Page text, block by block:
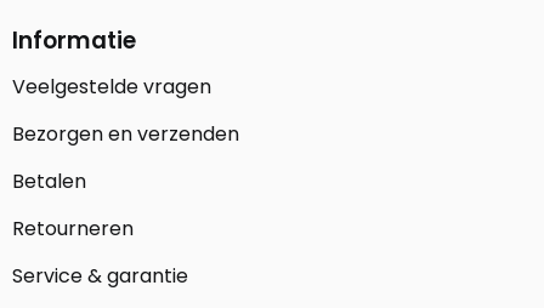
Informatie
Veelgestelde vragen
Bezorgen en verzenden
Betalen
Retourneren
Service & garantie